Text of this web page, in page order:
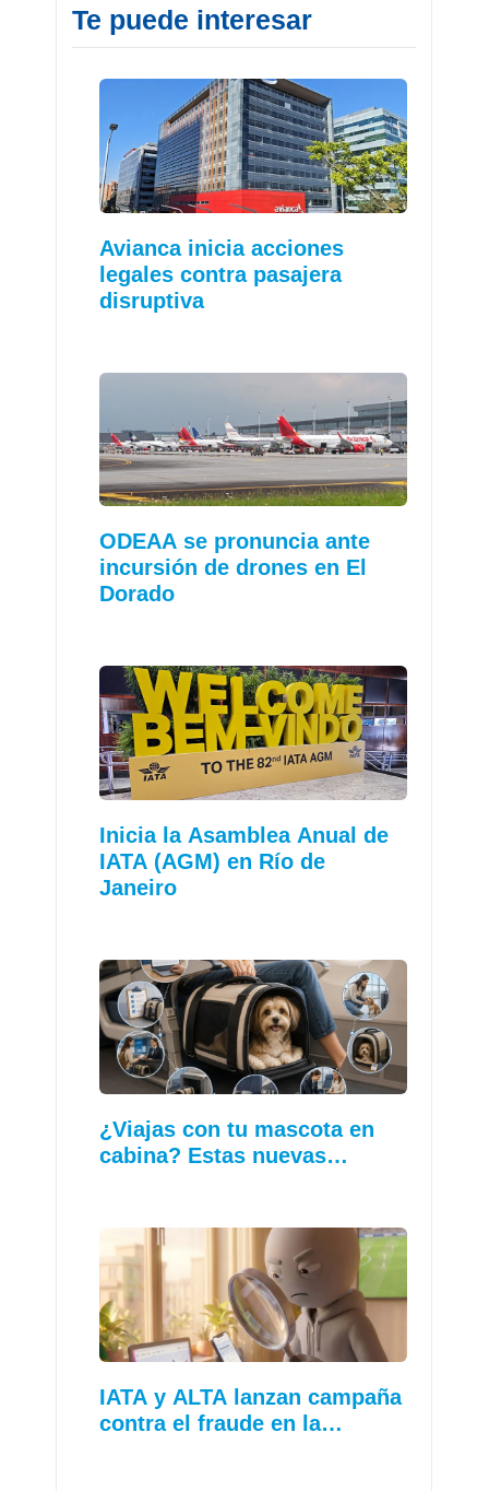
Te puede interesar
Avianca inicia acciones
legales contra pasajera
disruptiva
ODEAA se pronuncia ante
incursión de drones en El
Dorado
Inicia la Asamblea Anual de
IATA (AGM) en Río de
Janeiro
¿Viajas con tu mascota en
cabina? Estas nuevas…
IATA y ALTA lanzan campaña
contra el fraude en la…